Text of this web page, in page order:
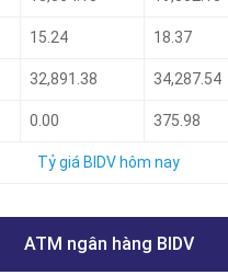
15.24 18.37
32,891.38 34,287.54
0.00 375.98
Tỷ giá BIDV hôm nay
ATM ngân hàng BIDV